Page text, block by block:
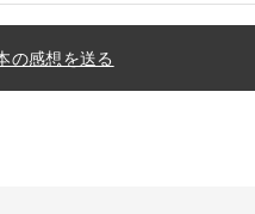
の感想を送る